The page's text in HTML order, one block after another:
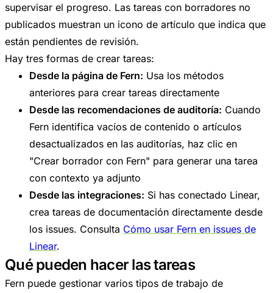
supervisar el progreso. Las tareas con borradores no
publicados muestran un icono de artículo que indica que
están pendientes de revisión.
Hay tres formas de crear tareas:
Desde la página de Fern: Usa los métodos
anteriores para crear tareas directamente
Desde las recomendaciones de auditoría: Cuando
Fern identifica vacíos de contenido o artículos
desactualizados en las auditorías, haz clic en
"Crear borrador con Fern" para generar una tarea
con contexto ya adjunto
Desde las integraciones: Si has conectado Linear,
crea tareas de documentación directamente desde
los issues. Consulta Cómo usar Fern en issues de
Linear.
Qué pueden hacer las tareas
Fern puede gestionar varios tipos de trabajo de